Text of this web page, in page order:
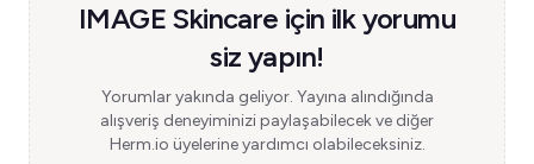
IMAGE Skincare için ilk yorumu
siz yapın!
Yorumlar yakında geliyor. Yayına alındığında
alışveriş deneyiminizi paylaşabilecek ve diğer
Herm.io üyelerine yardımcı olabileceksiniz.